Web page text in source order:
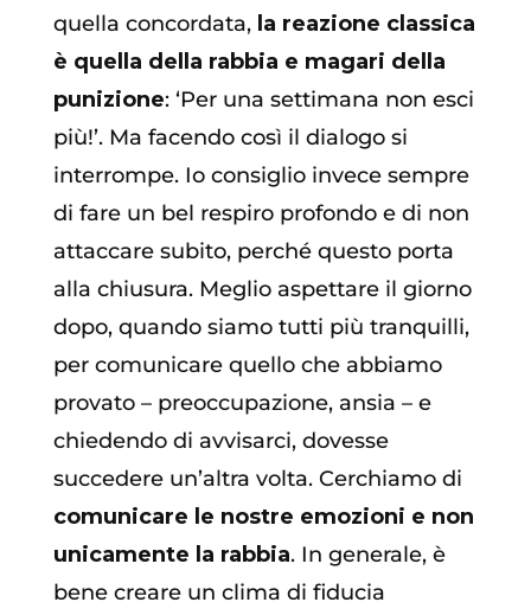
quella concordata, la reazione classica
è quella della rabbia e magari della
punizione: ‘Per una settimana non esci
più!’. Ma facendo così il dialogo si
interrompe. Io consiglio invece sempre
di fare un bel respiro profondo e di non
attaccare subito, perché questo porta
alla chiusura. Meglio aspettare il giorno
dopo, quando siamo tutti più tranquilli,
per comunicare quello che abbiamo
provato – preoccupazione, ansia – e
chiedendo di avvisarci, dovesse
succedere un’altra volta. Cerchiamo di
comunicare le nostre emozioni e non
unicamente la rabbia. In generale, è
bene creare un clima di fiducia